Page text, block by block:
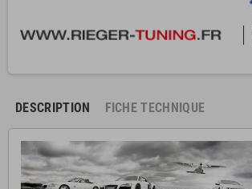
DESCRIPTION FICHE TECHNIQUE